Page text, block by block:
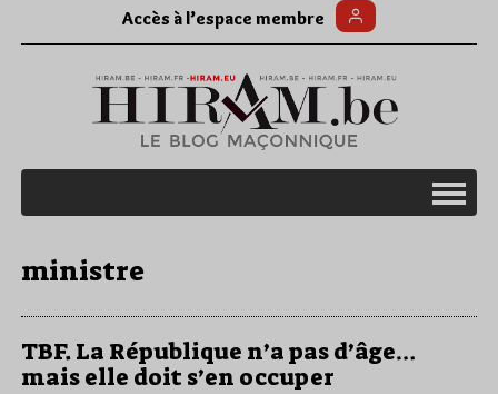
Accès à l’espace membre
ministre
TBF. La République n’a pas d’âge…
mais elle doit s’en occuper